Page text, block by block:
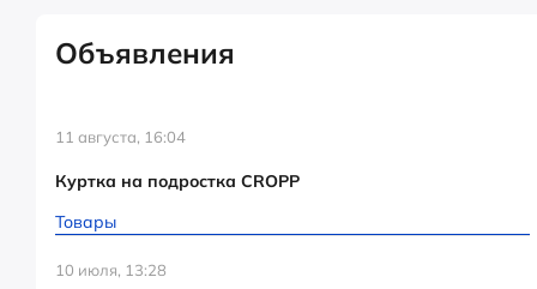
Объявления
11 августа, 16:04
Куртка на подростка CROPP
Товары
10 июля, 13:28